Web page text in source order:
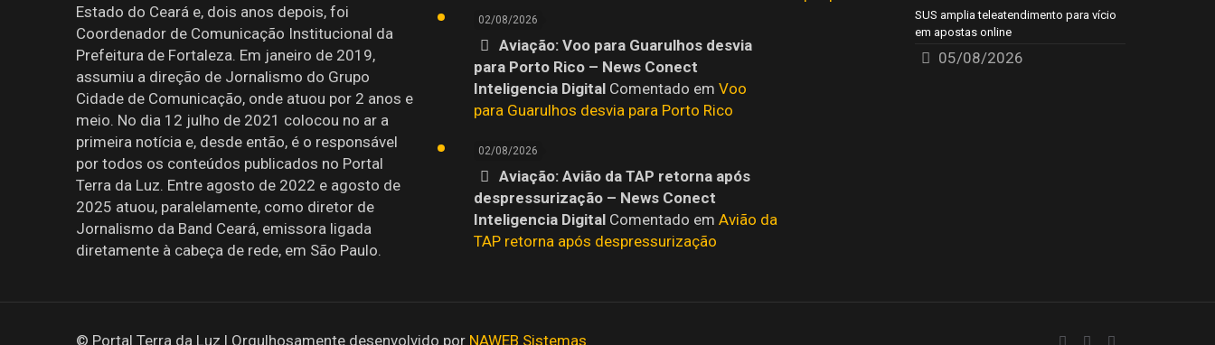
Estado do Ceará e, dois anos depois, foi
Coordenador de Comunicação Institucional da
Prefeitura de Fortaleza. Em janeiro de 2019,
assumiu a direção de Jornalismo do Grupo
Cidade de Comunicação, onde atuou por 2 anos e
meio. No dia 12 julho de 2021 colocou no ar a
primeira notícia e, desde então, é o responsável
por todos os conteúdos publicados no Portal
Terra da Luz. Entre agosto de 2022 e agosto de
2025 atuou, paralelamente, como diretor de
Jornalismo da Band Ceará, emissora ligada
diretamente à cabeça de rede, em São Paulo.
02/08/2026
Aviação: Voo para Guarulhos desvia
para Porto Rico – News Conect
Inteligencia DigitalComentado em Voo
para Guarulhos desvia para Porto Rico
02/08/2026
Aviação: Avião da TAP retorna após
despressurização – News Conect
Inteligencia DigitalComentado em Avião da
TAP retorna após despressurização
SUS amplia teleatendimento para vício
em apostas online
05/08/2026
© Portal Terra da Luz | Orgulhosamente desenvolvido por NAWEB Sistemas